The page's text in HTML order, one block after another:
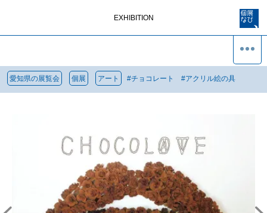
EXHIBITION
愛知県の展覧会 個展 アート #チョコレート #アクリル絵の具